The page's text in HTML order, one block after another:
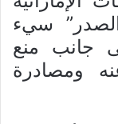
سيء
جانب منع
ومصادرة